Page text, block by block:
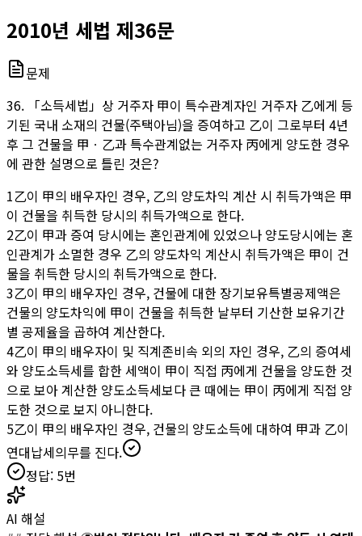
2010년 세법 제36문
문제
36. 「소득세법」상 거주자 甲이 특수관계자인 거주자 乙에게 등
기된 국내 소재의 건물(주택아님)을 증여하고 乙이 그로부터 4년
후 그 건물을 甲ㆍ乙과 특수관계없는 거주자 丙에게 양도한 경우
에 관한 설명으로 틀린 것은?
1乙이 甲의 배우자인 경우, 乙의 양도차익 계산 시 취득가액은 甲
이 건물을 취득한 당시의 취득가액으로 한다.
2乙이 甲과 증여 당시에는 혼인관계에 있었으나 양도당시에는 혼
인관계가 소멸한 경우 乙의 양도차익 계산시 취득가액은 甲이 건
물을 취득한 당시의 취득가액으로 한다.
3乙이 甲의 배우자인 경우, 건물에 대한 장기보유특별공제액은
건물의 양도차익에 甲이 건물을 취득한 날부터 기산한 보유기간
별 공제율을 곱하여 계산한다.
4乙이 甲의 배우자이 및 직계존비속 외의 자인 경우, 乙의 증여세
와 양도소득세를 합한 세액이 甲이 직접 丙에게 건물을 양도한 것
으로 보아 계산한 양도소득세보다 큰 때에는 甲이 丙에게 직접 양
도한 것으로 보지 아니한다.
5乙이 甲의 배우자인 경우, 건물의 양도소득에 대하여 甲과 乙이
연대납세의무를 진다.
정답: 5번
AI 해설